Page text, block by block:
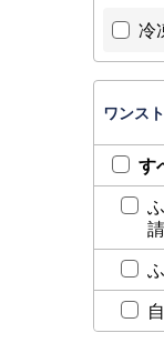
冷
ワンス
す
請